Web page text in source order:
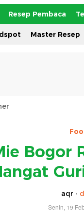
Resep Pembaca
Master Resep
Bogor
aqr -
Senin, 19